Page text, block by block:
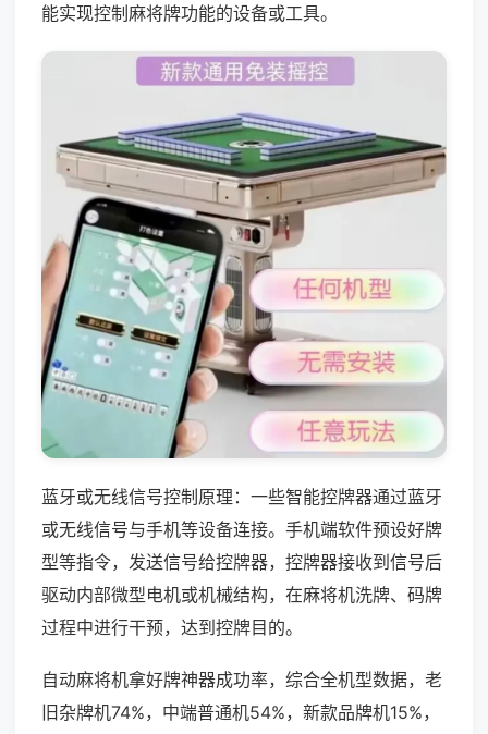
能实现控制麻将牌功能的设备或工具。
蓝牙或无线信号控制原理：一些智能控牌器通过蓝牙
或无线信号与手机等设备连接。手机端软件预设好牌
型等指令，发送信号给控牌器，控牌器接收到信号后
驱动内部微型电机或机械结构，在麻将机洗牌、码牌
过程中进行干预，达到控牌目的。
自动麻将机拿好牌神器成功率，综合全机型数据，老
旧杂牌机74%，中端普通机54%，新款品牌机15%，